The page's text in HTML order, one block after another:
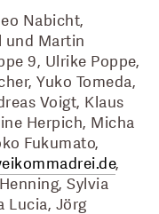
Nabicht,
und Martin
9, Ulrike Poppe,
Yuko Tomeda,
Voigt, Klaus
Herpich, Micha
Fukumato,
,
Sylvia
Lucia, Jörg